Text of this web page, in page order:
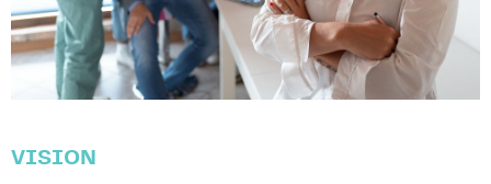
VISION